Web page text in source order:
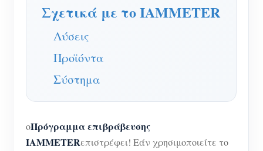
Blogs
Σχετικά με το IAMMETER
Λύσεις
Προϊόντα
Σύστημα
οΠρόγραμμα επιβράβευσης
IAMMETERεπιστρέφει! Εάν χρησιμοποιείτε το